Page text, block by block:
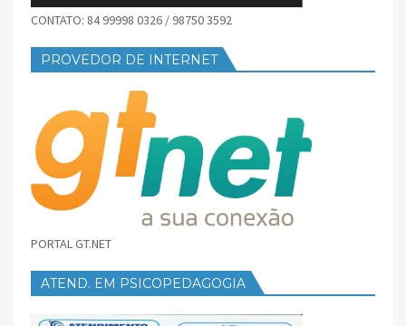
CONTATO: 84 99998 0326 / 98750 3592
PROVEDOR DE INTERNET
PORTAL GT.NET
ATEND. EM PSICOPEDAGOGIA